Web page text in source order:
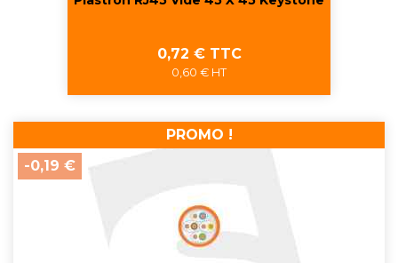
Prix
0,72 € TTC
0,60 € HT
PROMO !
-0,19 €